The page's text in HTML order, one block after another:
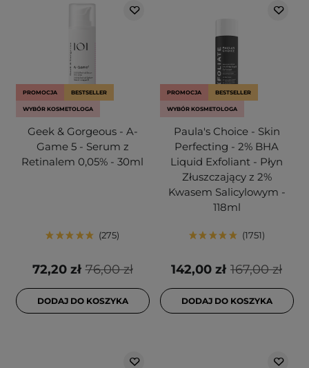
PROMOCJA BESTSELLER
WYBÓR KOSMETOLOGA
Geek & Gorgeous - A-
Game 5 - Serum z
Retinalem 0,05% - 30ml
275
76,00 zł
72,20 zł
DODAJ DO KOSZYKA
PROMOCJA BESTSELLER
WYBÓR KOSMETOLOGA
Paula's Choice - Skin
Perfecting - 2% BHA
Liquid Exfoliant - Płyn
Złuszczający z 2%
Kwasem Salicylowym -
118ml
1751
167,00 zł
142,00 zł
DODAJ DO KOSZYKA